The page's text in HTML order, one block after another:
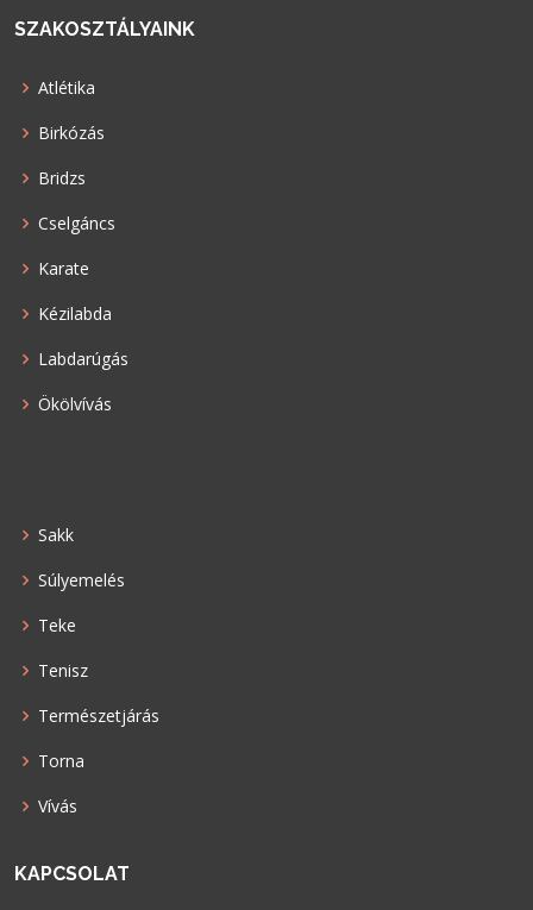
SZAKOSZTÁLYAINK
Atlétika
Birkózás
Bridzs
Cselgáncs
Karate
Kézilabda
Labdarúgás
Ökölvívás
Sakk
Súlyemelés
Teke
Tenisz
Természetjárás
Torna
Vívás
KAPCSOLAT